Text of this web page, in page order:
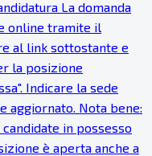
La domanda
online tramite il
al link sottostante e
la posizione
Indicare la sede
aggiornato. Nota bene:
in possesso
è aperta anche a